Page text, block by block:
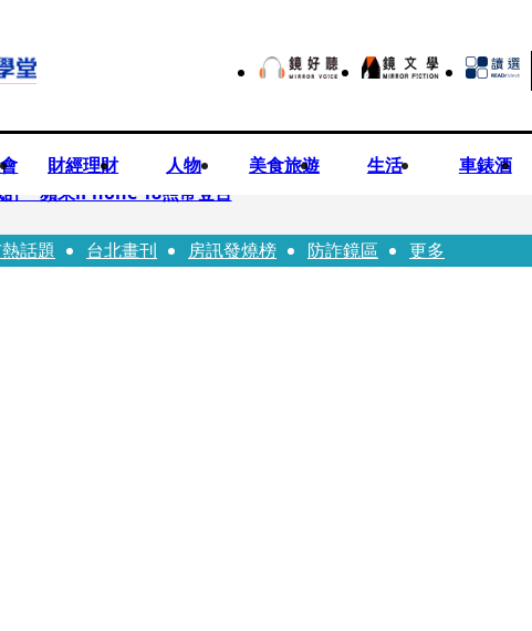
財經理財 人物 美食旅遊 生活 車錶酒
計 蘋果iPhone 18照常登台
先鬼》回桃影娘家 《長安的荔枝》桃影加映一票難求
話題 台北畫刊 房訊發燒榜 防詐鏡區 更多